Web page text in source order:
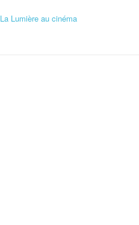
La Lumière au cinéma